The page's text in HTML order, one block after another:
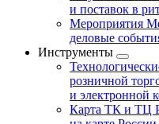
и поставок в
Мероприятия
деловые
Инструменты
розничной
и электронной
Карта ТК и ТЦ